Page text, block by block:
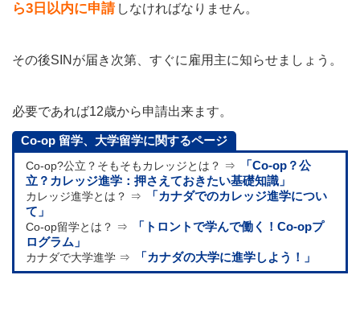
ら3日以内に申請 しなければなりません。
その後SINが届き次第、すぐに雇用主に知らせましょう。
必要であれば12歳から申請出来ます。
Co-op 留学、大学留学に関するページ
Co-op?公立？そもそもカレッジとは？ ⇒
「Co-op？公
立？カレッジ進学：押さえておきたい基礎知識」
カレッジ進学とは？ ⇒
「カナダでのカレッジ進学につい
て」
Co-op留学とは？ ⇒
「トロントで学んで働く！Co-opプ
ログラム」
カナダで大学進学 ⇒
「カナダの大学に進学しよう！」